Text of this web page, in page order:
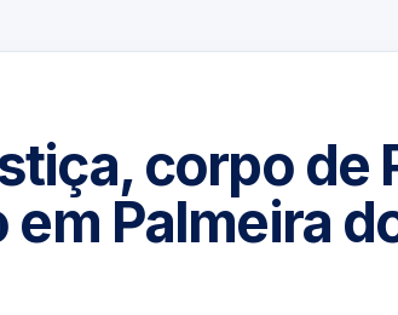
corpo de
Palmeira